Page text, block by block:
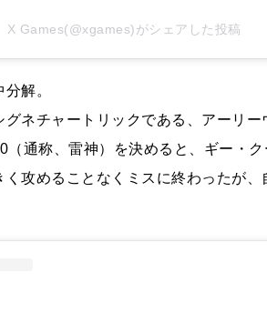
X Games(@xgames)がシェアした投稿
解。
グネチャートリックである、アーリ
（通称、雷神）を決めると、ギー・
く攻めることなくミスに終わったが